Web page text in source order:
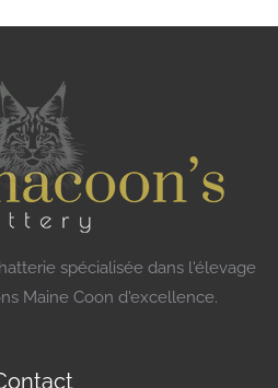
spécialisée dans l'élevage
Maine Coon d'excellence.